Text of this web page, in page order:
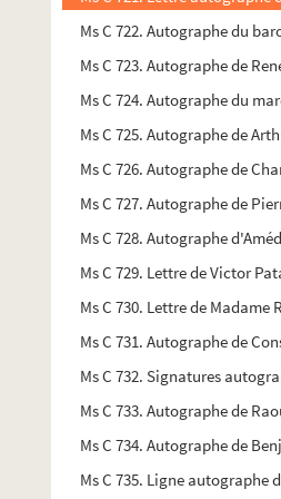
Ms C 722. Autographe du
Ms C 723. Autographe de
Ms C 724. Autographe du
Ms C 725. Autographe de
Ms C 726. Autographe de
Ms C 727. Autographe de
Ms C 728. Autographe
Ms C 729. Lettre de Victor
Ms C 730. Lettre de
Ms C 731. Autographe de
Ms C 732. Signatures
Ms C 733. Autographe de
Ms C 734. Autographe de
Ms C 735. Ligne autographe